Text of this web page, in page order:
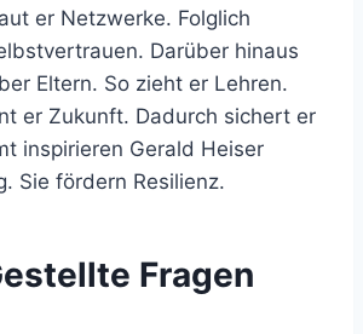
er Netzwerke. Folglich
Darüber hinaus
Eltern. So zieht er Lehren.
er Zukunft. Dadurch sichert er
inspirieren Gerald Heiser
Sie fördern Resilienz.
Fragen